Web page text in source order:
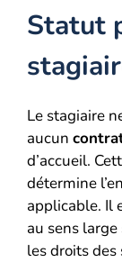
Statut
Le stagiaire
aucun
d’accueil.
détermine
applicable. Il
au sens
les droits des